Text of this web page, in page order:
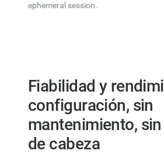
ephemeral session.
Fiabilidad y
configuración, sin
mantenimiento,
de cabeza